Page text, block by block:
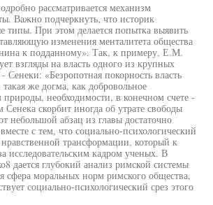
рассматривается механизм
Важно подчеркнуть, что историк
типы. При этом делается попытка выявить
изменения менталитета общества
к подданному». Так, к примеру, Е.М.
взгляды на власть одного из крупных
«Безропотная покорность власть
же догма, как добровольное
необходимости, в конечном счете -
Сенека скорбит иногда об утрате свободы
небольшой абзац из главы достаточно
с тем, что социально-психологический
трансформации, который к
исследовательским кадром ученых. В
дается глубокий анализ римской системы
сфера моральных норм римского общества,
социально-психологический срез этого